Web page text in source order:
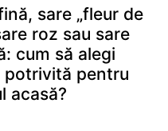
sare „fleur de
roz sau sare
cum să alegi
potrivită pentru
acasă?